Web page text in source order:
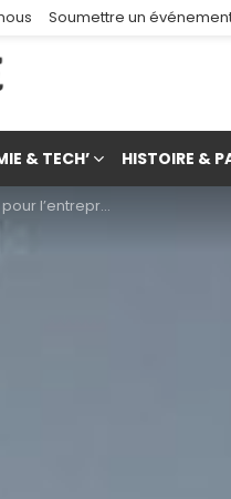
Soumettre un
& TECH’ HISTOIRE &
SKTB à Gorcy